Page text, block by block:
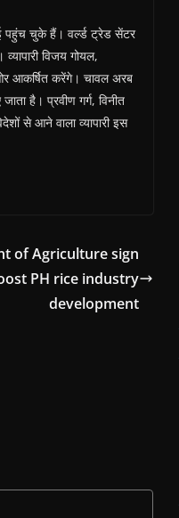
पहुंच चुके हैं। वर्ल्ड ट्रेड सेंटर
विजय गोयल,
आकर्षित करेंगे। चावल अरब
है। प्रवीण गर्ग, विनीत
से आने वाला व्यापारी इस
of Agriculture sign
PH rice industry
development